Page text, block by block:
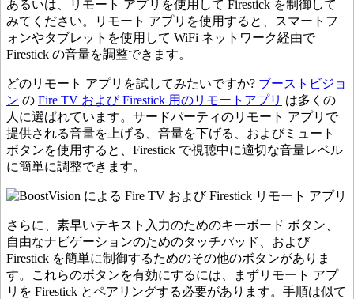
あるいは、リモート アプリを使用して Firestick を制御して
みてください。リモート アプリを使用すると、スマートフ
ォンやタブレットを使用して WiFi ネットワーク経由で
Firestick の音量を調整できます。
どのリモート アプリを試してみたいですか? ブーストビジョ
ン の Fire TV および Firestick 用のリモートアプリ は多くの
人に選ばれています。サードパーティのリモート アプリで
提供される音量を上げる、音量を下げる、およびミュート
ボタンを使用すると、Firestick で視聴中に適切な音量レベル
に簡単に調整できます。
さらに、素早いテキスト入力のためのキーボード ボタン、
自由なナビゲーションのためのタッチパッド、および
Firestick を簡単に制御するためのその他のボタンがありま
す。これらのボタンを有効にするには、まずリモート アプ
リを Firestick とペアリングする必要があります。手順は似て